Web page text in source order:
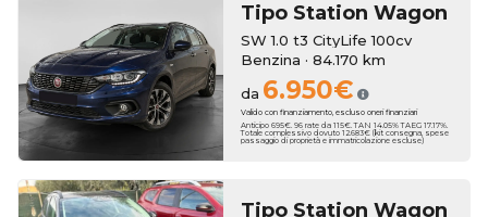
Tipo Station Wagon
SW 1.0 t3 CityLife 100cv
Benzina · 84.170 km
da 6.950€
Valido con finanziamento, escluso oneri finanziari
Anticipo 695€. 96 rate da 115€. TAN 14.05% TAEG 17.17%.
Totale complessivo dovuto 12.683€ (kit consegna, spese
passaggio di proprietà e immatricolazione escluse)
Tipo Station Wagon